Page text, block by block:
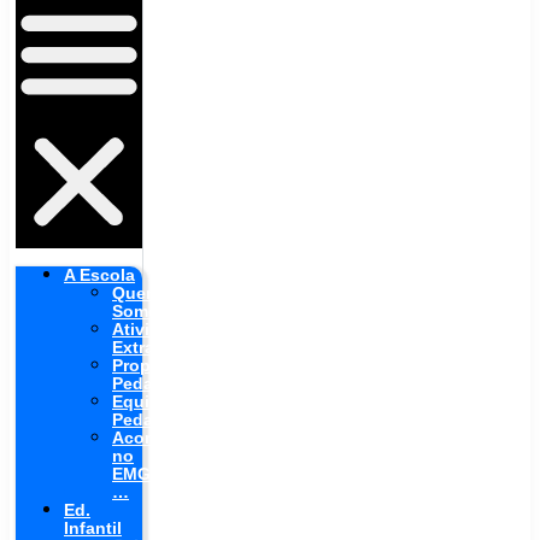
A Escola
Quem
Somos
Atividades
Extras
Proposta
Pedagógica
Equipe
Pedagógica
Aconteceu
no
EMG
…
Ed.
Infantil